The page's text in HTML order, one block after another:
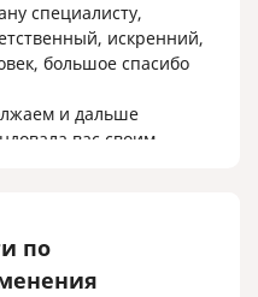
специалисту,
искренний,
большое спасибо
и дальше
вас своим
по